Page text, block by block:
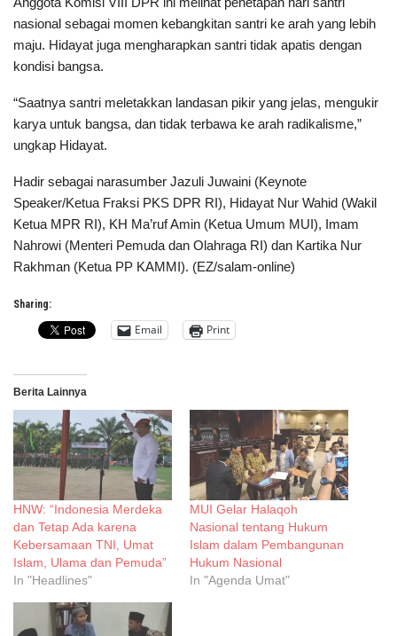
nasional sebagai momen kebangkitan santri ke arah yang lebih
maju. Hidayat juga mengharapkan santri tidak apatis dengan
kondisi bangsa.
“Saatnya santri meletakkan landasan pikir yang jelas, mengukir
karya untuk bangsa, dan tidak terbawa ke arah radikalisme,”
ungkap Hidayat.
Hadir sebagai narasumber Jazuli Juwaini (Keynote
Speaker/Ketua Fraksi PKS DPR RI), Hidayat Nur Wahid (Wakil
Ketua MPR RI), KH Ma’ruf Amin (Ketua Umum MUI), Imam
Nahrowi (Menteri Pemuda dan Olahraga RI) dan Kartika Nur
Rakhman (Ketua PP KAMMI). (EZ/salam-online)
Sharing:
Email Print
Berita Lainnya
HNW: “Indonesia Merdeka
dan Tetap Ada karena
Kebersamaan TNI, Umat
Islam, Ulama dan Pemuda”
In "Headlines"
MUI Gelar Halaqoh
Nasional tentang Hukum
Islam dalam Pembangunan
Hukum Nasional
In "Agenda Umat"